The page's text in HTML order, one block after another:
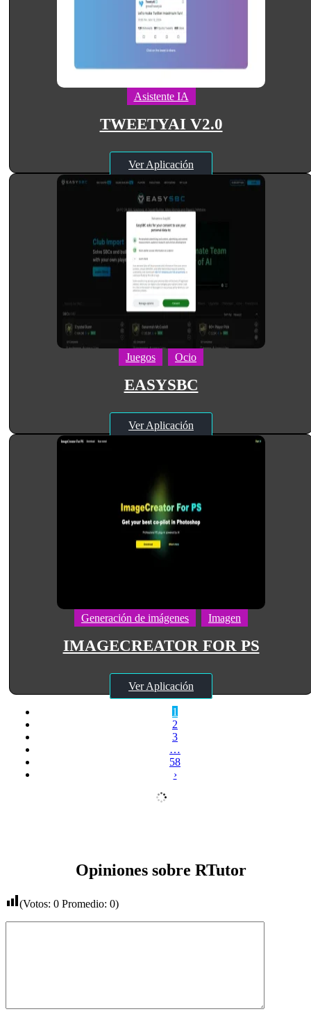
Asistente IA
TWEETYAI V2.0
Ver Aplicación
Juegos Ocio
EASYSBC
Ver Aplicación
Generación de imágenes Imagen
IMAGECREATOR FOR PS
Ver Aplicación
1
2
3
…
58
›
Opiniones sobre RTutor
(Votos: 0 Promedio: 0)